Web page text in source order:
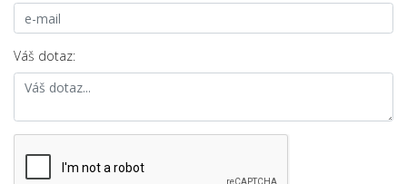
Váš dotaz: